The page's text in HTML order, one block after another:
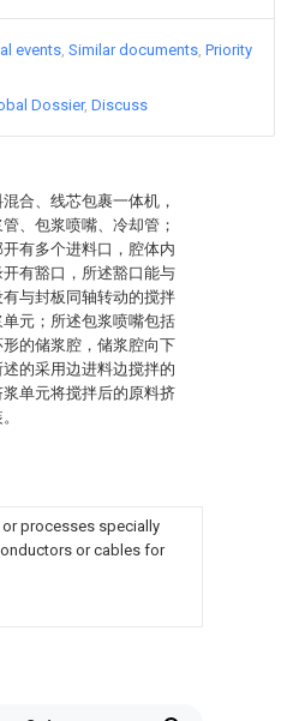
合、线芯包裹一体机，
、包浆喷嘴、冷却管；
有多个进料口，腔体内
有豁口，所述豁口能与
与封板同轴转动的搅拌
元；所述包浆喷嘴包括
的储浆腔，储浆腔向下
的采用边进料边搅拌的
单元将搅拌后的原料挤
processes specially
or cables for
events Similar documents Priority
Dossier Discuss